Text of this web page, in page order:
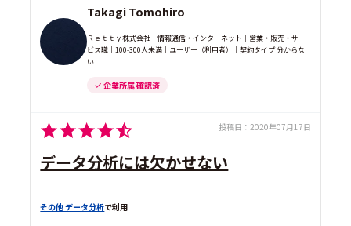
Takagi Tomohiro
Ｒｅｔｔｙ株式会社｜情報通信・インターネット｜営業・販売・サー
ビス職｜100-300人未満｜ユーザー（利用者）｜契約タイプ 分からな
い
企業所属 確認済
投稿日： 2020年07月17日
データ分析には欠かせない
その他 データ分析で利用